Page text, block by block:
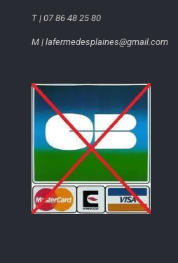
T | 07 86 48 25 80
M | lafermedesplaines@gmail.com